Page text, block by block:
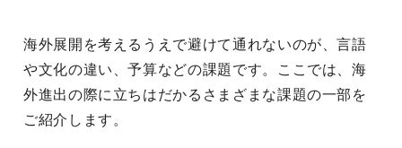
海外展開を考えるうえで避けて通れないのが、言語
や文化の違い、予算などの課題です。ここでは、海
外進出の際に立ちはだかるさまざまな課題の一部を
ご紹介します。